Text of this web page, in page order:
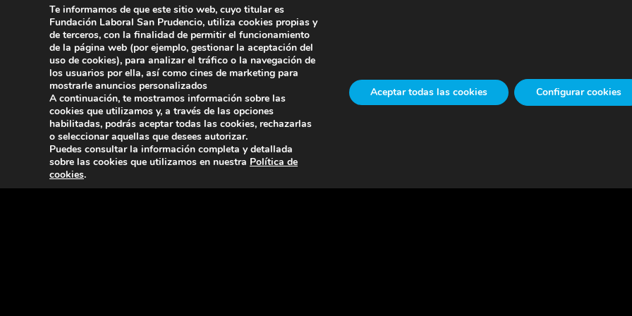
Sala Formación
Te informamos de que este sitio web, cuyo titular es
Fundación Laboral San Prudencio, utiliza cookies propias y
de terceros, con la finalidad de permitir el funcionamiento
de la página web (por ejemplo, gestionar la aceptación del
uso de cookies), para analizar el tráfico o la navegación de
los usuarios por ella, así como cines de marketing para
mostrarle anuncios personalizados
A continuación, te mostramos información sobre las
cookies que utilizamos y, a través de las opciones
habilitadas, podrás aceptar todas las cookies, rechazarlas
o seleccionar aquellas que desees autorizar.
Puedes consultar la información completa y detallada
sobre las cookies que utilizamos en nuestra Política de
cookies.
Aceptar todas las cookies Configurar cookies